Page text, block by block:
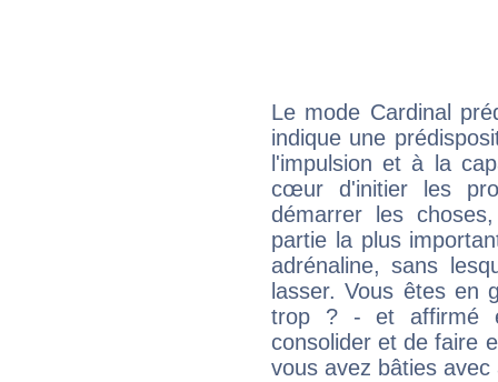
Le mode Cardinal
indique une
l'impulsion et à la
cœur d'initier les
démarrer les
partie la plus
adrénaline, sans
lasser. Vous êtes en
trop ? - et affirmé
consolider et de faire
vous avez bâties avec